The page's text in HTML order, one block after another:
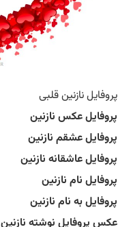
پروفایل نازنین قلبی
پروفایل عکس نازنین
پروفایل عشقم نازنین
پروفایل عاشقانه نازنین
پروفایل نام نازنین
پروفایل به نام نازنین
عکس پروفایل نوشته نازنین